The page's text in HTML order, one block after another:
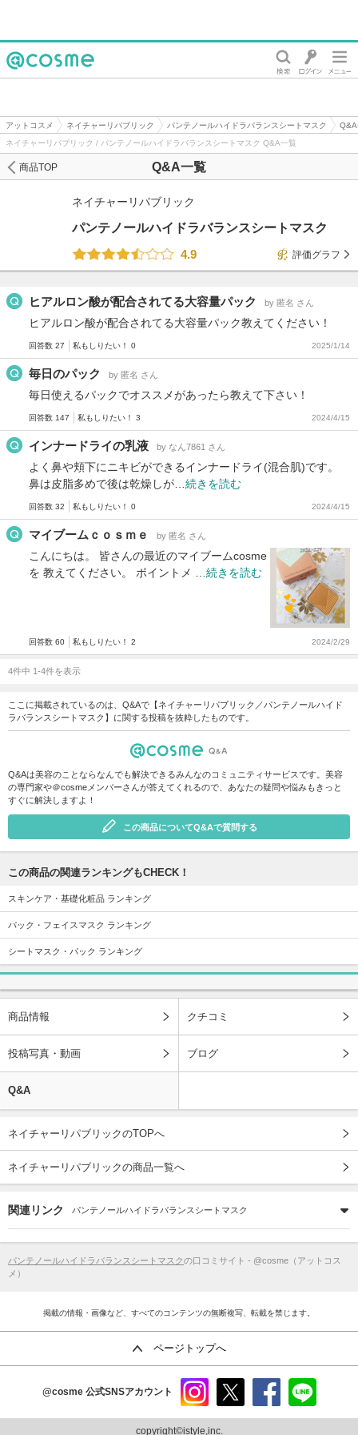
アットコスメ ネイチャーリパブリック パンテノールハイドラバランスシートマスク
ネイチャーリパブリック / パンテノールハイドラバランスシートマスク Q&A一覧
Q&A一覧
商品TOP
ネイチャーリパブリック
パンテノールハイドラバランスシートマスク
4.9
評価グラフ
ヒアルロン酸が配合されてる大容量パック by 匿名 さん
ヒアルロン酸が配合されてる大容量パック教えてください！
回答数 27 私もしりたい！ 0 2025/1/14
毎日のパック by 匿名 さん
毎日使えるパックでオススメがあったら教えて下さい！
回答数 147 私もしりたい！ 3 2024/4/15
インナードライの乳液 by なん7861 さん
よく鼻や頬下にニキビができるインナードライ(混合肌)です。
鼻は皮脂多めで後は乾燥しが… 続きを読む
回答数 32 私もしりたい！ 0 2024/4/15
マイブームｃｏｓｍｅ by 匿名 さん
こんにちは。 皆さんの最近のマイブームcosme
を 教えてください。 ポイントメ … 続きを読む
回答数 60 私もしりたい！ 2 2024/2/29
4件中 1-4件を表示
ここに掲載されているのは、Q&Aで【ネイチャーリパブリック／パンテノールハイド
ラバランスシートマスク】に関する投稿を抜粋したものです。
Q&Aは美容のことならなんでも解決できるみんなのコミュニティサービスです。美容
の専門家や＠cosmeメンバーさんが答えてくれるので、あなたの疑問や悩みもきっと
すぐに解決しますよ！
この商品についてQ&Aで質問する
この商品の関連ランキングもCHECK！
スキンケア・基礎化粧品 ランキング
パック・フェイスマスク ランキング
シートマスク・パック ランキング
商品情報 クチコミ
投稿写真・動画 ブログ
Q&A
ネイチャーリパブリックのTOPへ
ネイチャーリパブリックの商品一覧へ
関連リンク パンテノールハイドラバランスシートマスク
パンテノールハイドラバランスシートマスクの口コミサイト - @cosme（アットコス
メ）
掲載の情報・画像など、すべてのコンテンツの無断複写、転載を禁じます。
ページトップへ
@cosme 公式SNSアカウント
ram
copyright©istyle,inc.